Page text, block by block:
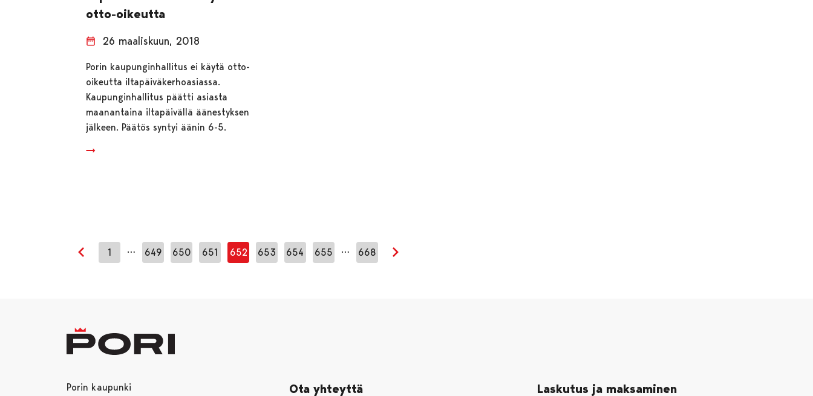
otto-oikeutta
26 maaliskuun, 2018
Porin kaupunginhallitus ei käytä otto-
oikeutta iltapäiväkerhoasiassa.
Kaupunginhallitus päätti asiasta
maanantaina iltapäivällä äänestyksen
jälkeen. Päätös syntyi äänin 6-5.
Edellinen sivu
1 … 649 650 651 652 653 654 655 … 668
Porin kaupunki Ota yhteyttä Laskutus ja maksaminen